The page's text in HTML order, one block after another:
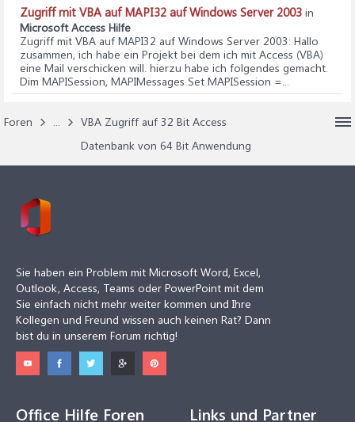
Zugriff mit VBA auf MAPI32 auf Windows Server 2003 in
Microsoft Access Hilfe
Zugriff mit VBA auf MAPI32 auf Windows Server 2003: Hallo
zusammen, ich habe ein Projekt bei dem ich mit Access (VBA)
eine Mail verschicken will. hierzu habe ich folgendes gemacht.
Dim MAPISession, MAPIMessages Set MAPISession =...
Foren ...
VBA Zugriff auf 32 Bit Access
Datenbank von 64 Bit Anwendung
Sie haben ein Problem mit Microsoft Word, Excel,
Outlook, Access, Teams oder PowerPoint mit dem
Sie einfach nicht mehr weiter kommen und Ihre
Kollegen und Freund wissen auch keinen Rat? Dann
bist du in unserem Forum richtig!
Office Hilfe Foren Links und Partner